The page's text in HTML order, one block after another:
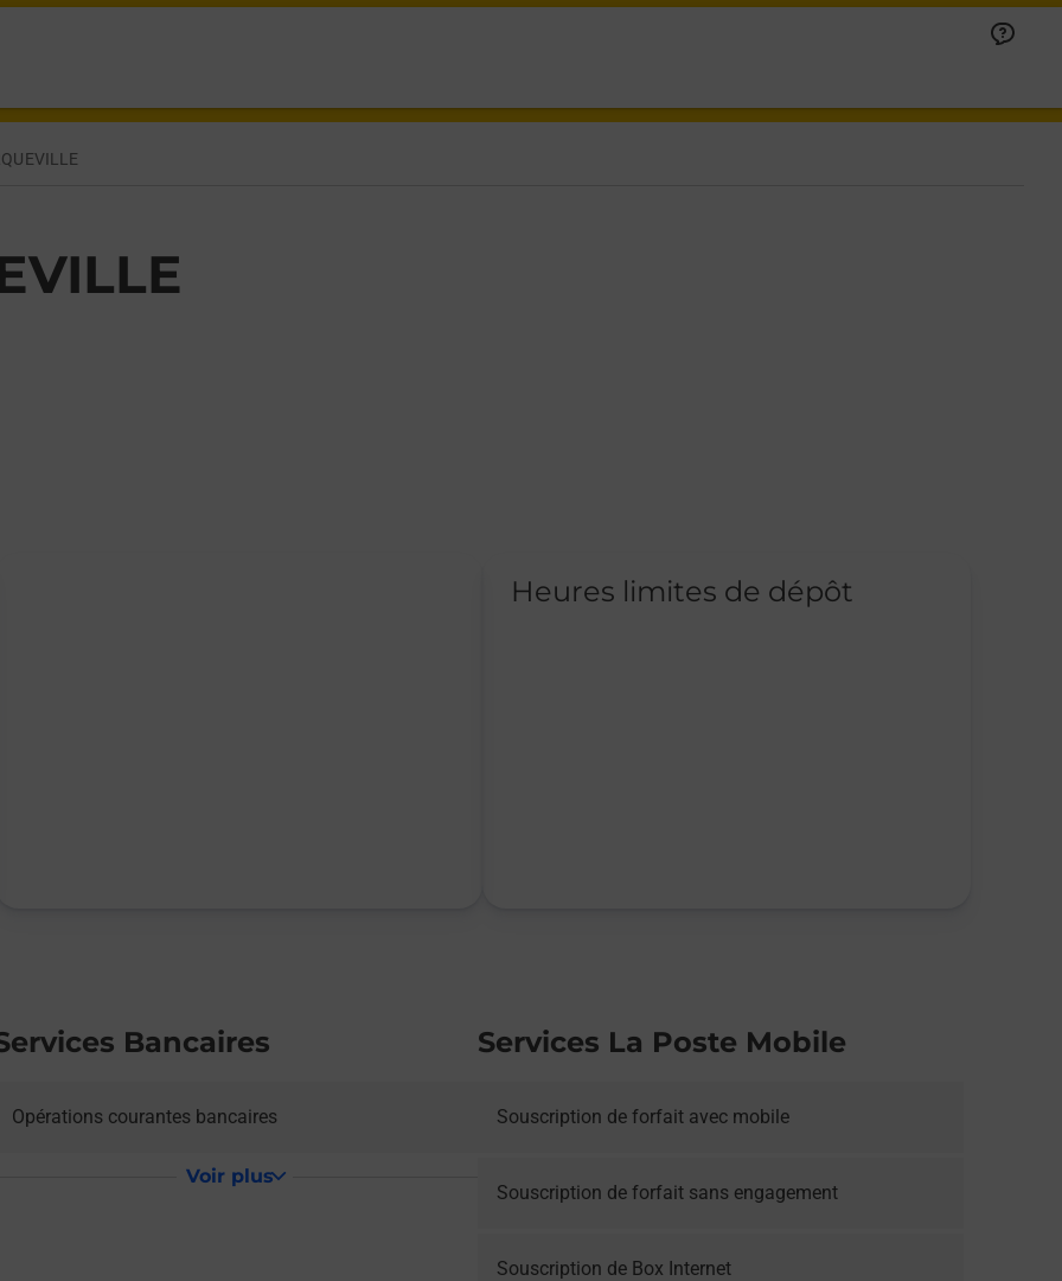
Heures limites de dépôt
Bancaires
Opérations courantes bancaires
Voir plus
Services La Poste Mobile
Souscription de forfait avec mobile
Souscription de forfait sans engagement
Souscription de Box Internet
EN COTENTIN,